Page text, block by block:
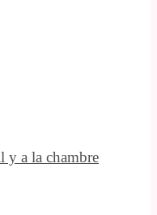
y a la chambre